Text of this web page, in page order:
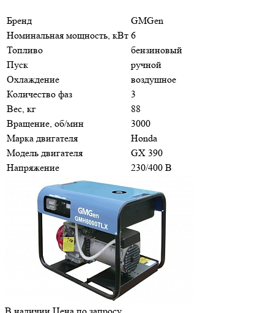
Бренд
GMGen
Номинальная мощность, кВт 6
Топливо
бензиновый
Пуск
ручной
Охлаждение
воздушное
Количество фаз
3
Вес, кг
88
Вращение, об/мин
3000
Марка двигателя
Honda
Модель двигателя
GX 390
Напряжение
230/400 В
В наличии Цена по запросу